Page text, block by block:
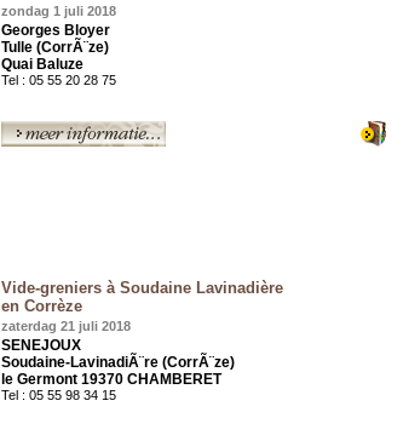
zondag 1 juli 2018
Georges Bloyer
Tulle (CorrÃ¨ze)
Quai Baluze
Tel : 05 55 20 28 75
Vide-greniers à Soudaine Lavinadière
en Corrèze
zaterdag 21 juli 2018
SENEJOUX
Soudaine-LavinadiÃ¨re (CorrÃ¨ze)
le Germont 19370 CHAMBERET
Tel : 05 55 98 34 15